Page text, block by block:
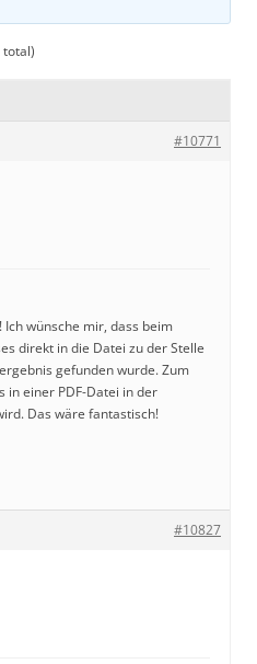
total)
#10771
wünsche mir, dass beim
direkt in die Datei zu der Stelle
gefunden wurde. Zum
in einer PDF-Datei in der
Das wäre fantastisch!
#10827